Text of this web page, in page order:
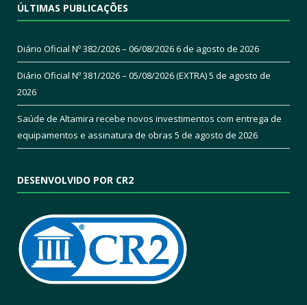
ÚLTIMAS PUBLICAÇÕES
Diário Oficial Nº 382/2026 – 06/08/20266 de agosto de 2026
Diário Oficial Nº 381/2026 – 05/08/2026 (EXTRA)5 de agosto de
2026
Saúde de Altamira recebe novos investimentos com entrega de
equipamentos e assinatura de obras 5 de agosto de 2026
DESENVOLVIDO POR CR2